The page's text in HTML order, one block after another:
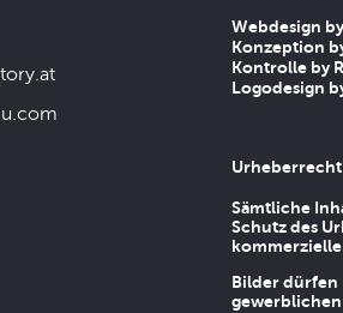
Webdesign
Konzeption
Kontrolle by
Logodesign
Urheberrecht
Sämtliche
Schutz des
Bilder dürfen